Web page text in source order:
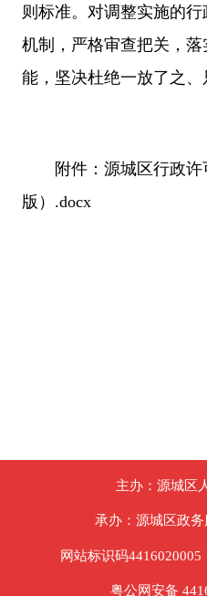
则标准。对调整实施的
机制，严格审查把关，
能，坚决杜绝一放了之、
附件：源城区行政
版）.docx
主办：源城区
承办：源城区政
网站标识码
粤公网安备